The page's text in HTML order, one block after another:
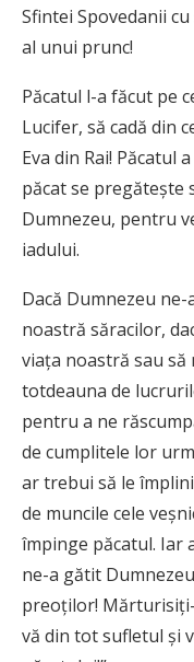
Sfintei Spovedanii
al unui prunc!
Păcatul l-a făcut pe
Lucifer, să cadă din
Eva din Rai! Păcatul
păcat se pregătește
Dumnezeu, pentru
iadului.
Dacă Dumnezeu
noastră săracilor,
viața noastră sau
totdeauna de
pentru a ne
de cumplitele lor
ar trebui să le
de muncile cele
împinge păcatul. Iar
ne-a gătit
preoților!
vă din tot sufletul și